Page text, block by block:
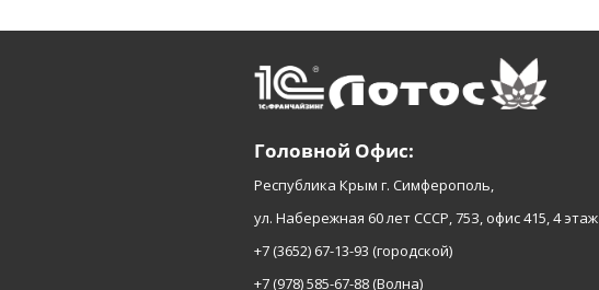
Головной Офис:
Республика Крым г. Симферополь,
ул. Набережная 60 лет СССР, 75З, офис 415, 4 этаж
+7 (3652) 67-13-93 (городской)
+7 (978) 585-67-88 (Волна)